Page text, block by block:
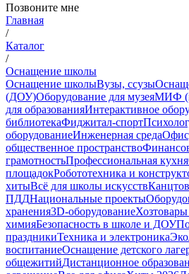
Позвоните мне
Главная
/
Каталог
/
Оснащение школы
Оснащение школыВузы, ссузы
(ДОУ)Оборудование для музеяМИФ
для образованияИнтерактивное
библиотекаФиджитал-спорт
оборудованиеИнженерная среда
общественное пространство
грамотностьПрофессиональная кухня
площадокРобототехника и
хитыВсё для школы искусств
ПДДНациональные проекты
хранения3D-оборудование
химияБезопасность в школе и ДОУ
праздникиТехника и электроника
воспитаниеОснащение детского
общежитийДистанционное